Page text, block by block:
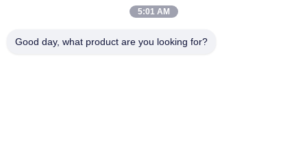
ongebaande
5:01 AM
Good day, what product are you looking for?